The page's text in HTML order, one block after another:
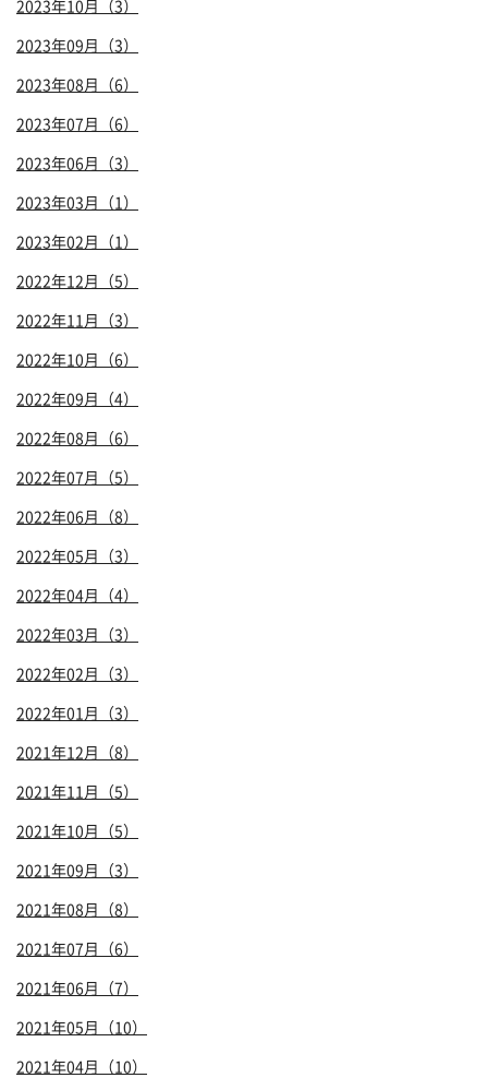
2023年10月（3）
2023年09月（3）
2023年08月（6）
2023年07月（6）
2023年06月（3）
2023年03月（1）
2023年02月（1）
2022年12月（5）
2022年11月（3）
2022年10月（6）
2022年09月（4）
2022年08月（6）
2022年07月（5）
2022年06月（8）
2022年05月（3）
2022年04月（4）
2022年03月（3）
2022年02月（3）
2022年01月（3）
2021年12月（8）
2021年11月（5）
2021年10月（5）
2021年09月（3）
2021年08月（8）
2021年07月（6）
2021年06月（7）
2021年05月（10）
2021年04月（10）